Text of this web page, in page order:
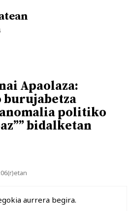
Apaolaza:
burujabetza
politiko
bidalketan
aurrera begira.